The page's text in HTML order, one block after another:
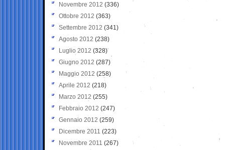
Novembre 2012 (336)
Ottobre 2012 (363)
Settembre 2012 (341)
Agosto 2012 (238)
Luglio 2012 (328)
Giugno 2012 (287)
Maggio 2012 (258)
Aprile 2012 (218)
Marzo 2012 (255)
Febbraio 2012 (247)
Gennaio 2012 (259)
Dicembre 2011 (223)
Novembre 2011 (267)